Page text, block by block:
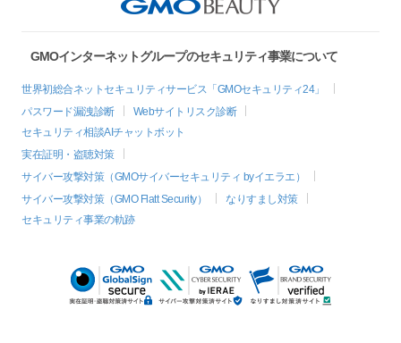
GMOインターネットグループのセキュリティ事業について
世界初総合ネットセキュリティサービス「GMOセキュリティ24」
パスワード漏洩診断
Webサイトリスク診断
セキュリティ相談AIチャットボット
実在証明・盗聴対策
サイバー攻撃対策（GMOサイバーセキュリティ byイエラエ）
サイバー攻撃対策（GMO Flatt Security）
なりすまし対策
セキュリティ事業の軌跡